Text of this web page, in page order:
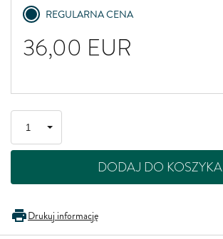
REGULARNA CENA
36,00 EUR
DODAJ DO KOSZYKA
Drukuj informację